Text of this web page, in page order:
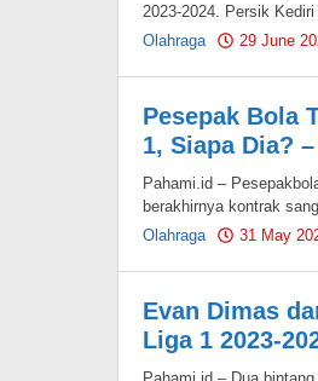
2023-2024. Persik
Olahraga
29 June
Pesepak Bola
1, Siapa Dia?
Pahami.id –
berakhirnya kontrak
Olahraga
31 May
Evan Dimas
Liga 1 2023-